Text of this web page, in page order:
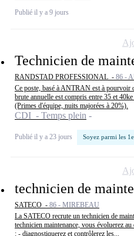
Publié il y a 9 jours
Technicien de
RANDSTAD PROFESSIONAL - 86 -
Ce poste, basé à ANTRAN est à pourvoir
brute annuelle est compris entre 35 et
(Primes d'équipe, nuits majorées à 20%).
CDI - Temps plein
Publié il y a 23 jours Soyez parmi les
technicien de
SATECO - 86 - MIREBEAU
La SATECO recrute un technicien de
technicien maintenance, vous évoluerez
: - diagnostiquerez et contrôlerez les...